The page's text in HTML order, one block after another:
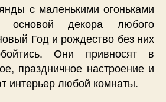
с маленькими огоньками
основой декора любого
Год и рождество без них
Они привносят в
праздничное настроение и
интерьер любой комнаты.